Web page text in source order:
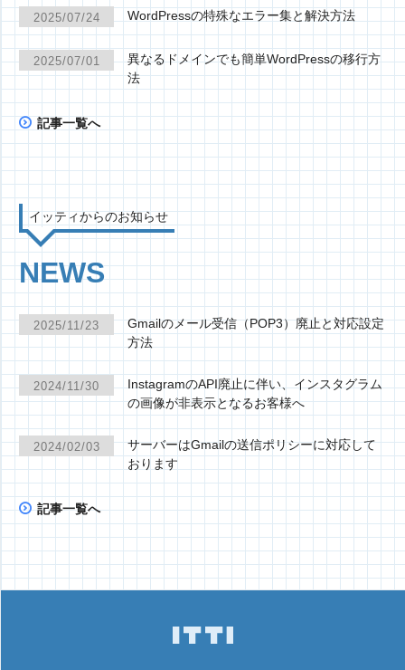
2025/07/24 WordPressの特殊なエラー集と解決方法
2025/07/01
異なるドメインでも簡単WordPressの移行方
法
記事一覧へ
イッティからのお知らせ
NEWS
2025/11/23
Gmailのメール受信（POP3）廃止と対応設定
方法
2024/11/30
InstagramのAPI廃止に伴い、インスタグラム
の画像が非表示となるお客様へ
2024/02/03
サーバーはGmailの送信ポリシーに対応して
おります
記事一覧へ